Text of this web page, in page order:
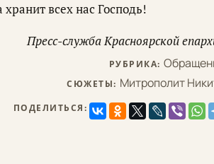
всех нас Господь!
Пресс-служба Красноярской
РУБРИКА:
СЮЖЕТЫ: Митрополит
ПОДЕЛИТЬСЯ: